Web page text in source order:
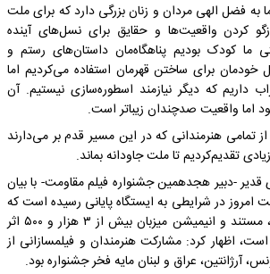
به فضل الهی ‌مردان ‌و زنان‌ بزرگی دارد که برای ملت
‌کردن‌ واقعیت‌ها و حقایق برای نسل‌های آینده
ما کودک‌ بودیم پناهگاه‌مان داستان‌های رستم و
خودمان برای ساختن قهرمان استفاده ‌می‌کردیم‌ اما
داریم ‌که دیگر نیازمند اسطوره‌سازی نیستیم. آن
اما واقعیت صدچندان زیباتر است.
هنرمندانی ‌که در این ‌مسیر قدم‌ بر می‌دارند
تقدیم‌کردیم ‌تا ملت جاودانه بماند.
-دبیر هجدهمین جشنواره فیلم‌ مقاومت- با بیان
امروز در شرایطی به ایستگاه پایانی رسیده است که
در بخش فیلم بلند، کوتاه، مستند و انیمیشن میزبان بیش از ۳ هزار و ۵۰۰ اثر
اظهار کرد: مشارکت هنرمندان و فیلمسازانی از
آرژانتین، عراق و لبنان مایه فخر جشنواره بود.